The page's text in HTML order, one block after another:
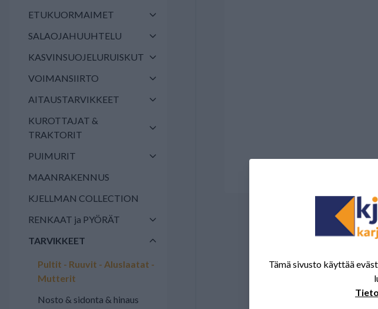
ETUKUORMAIMET
SALAOJAHUUHTELU
KASVINSUOJELURUISKUT
VOIMANSIIRTO
AITAUSTARVIKKEET
KUROTTAJAT &
TRAKTORIT
PUIMURIT
MAANRAKENNUS
KJELLMAN COLLECTION
RENKAAT ja PYÖRÄT
TARVIKKEET
Pultit - Ruuvit - Aluslaatat -
Mutterit
Nosto & sidonta & hinaus
Tämä sivusto käyttää